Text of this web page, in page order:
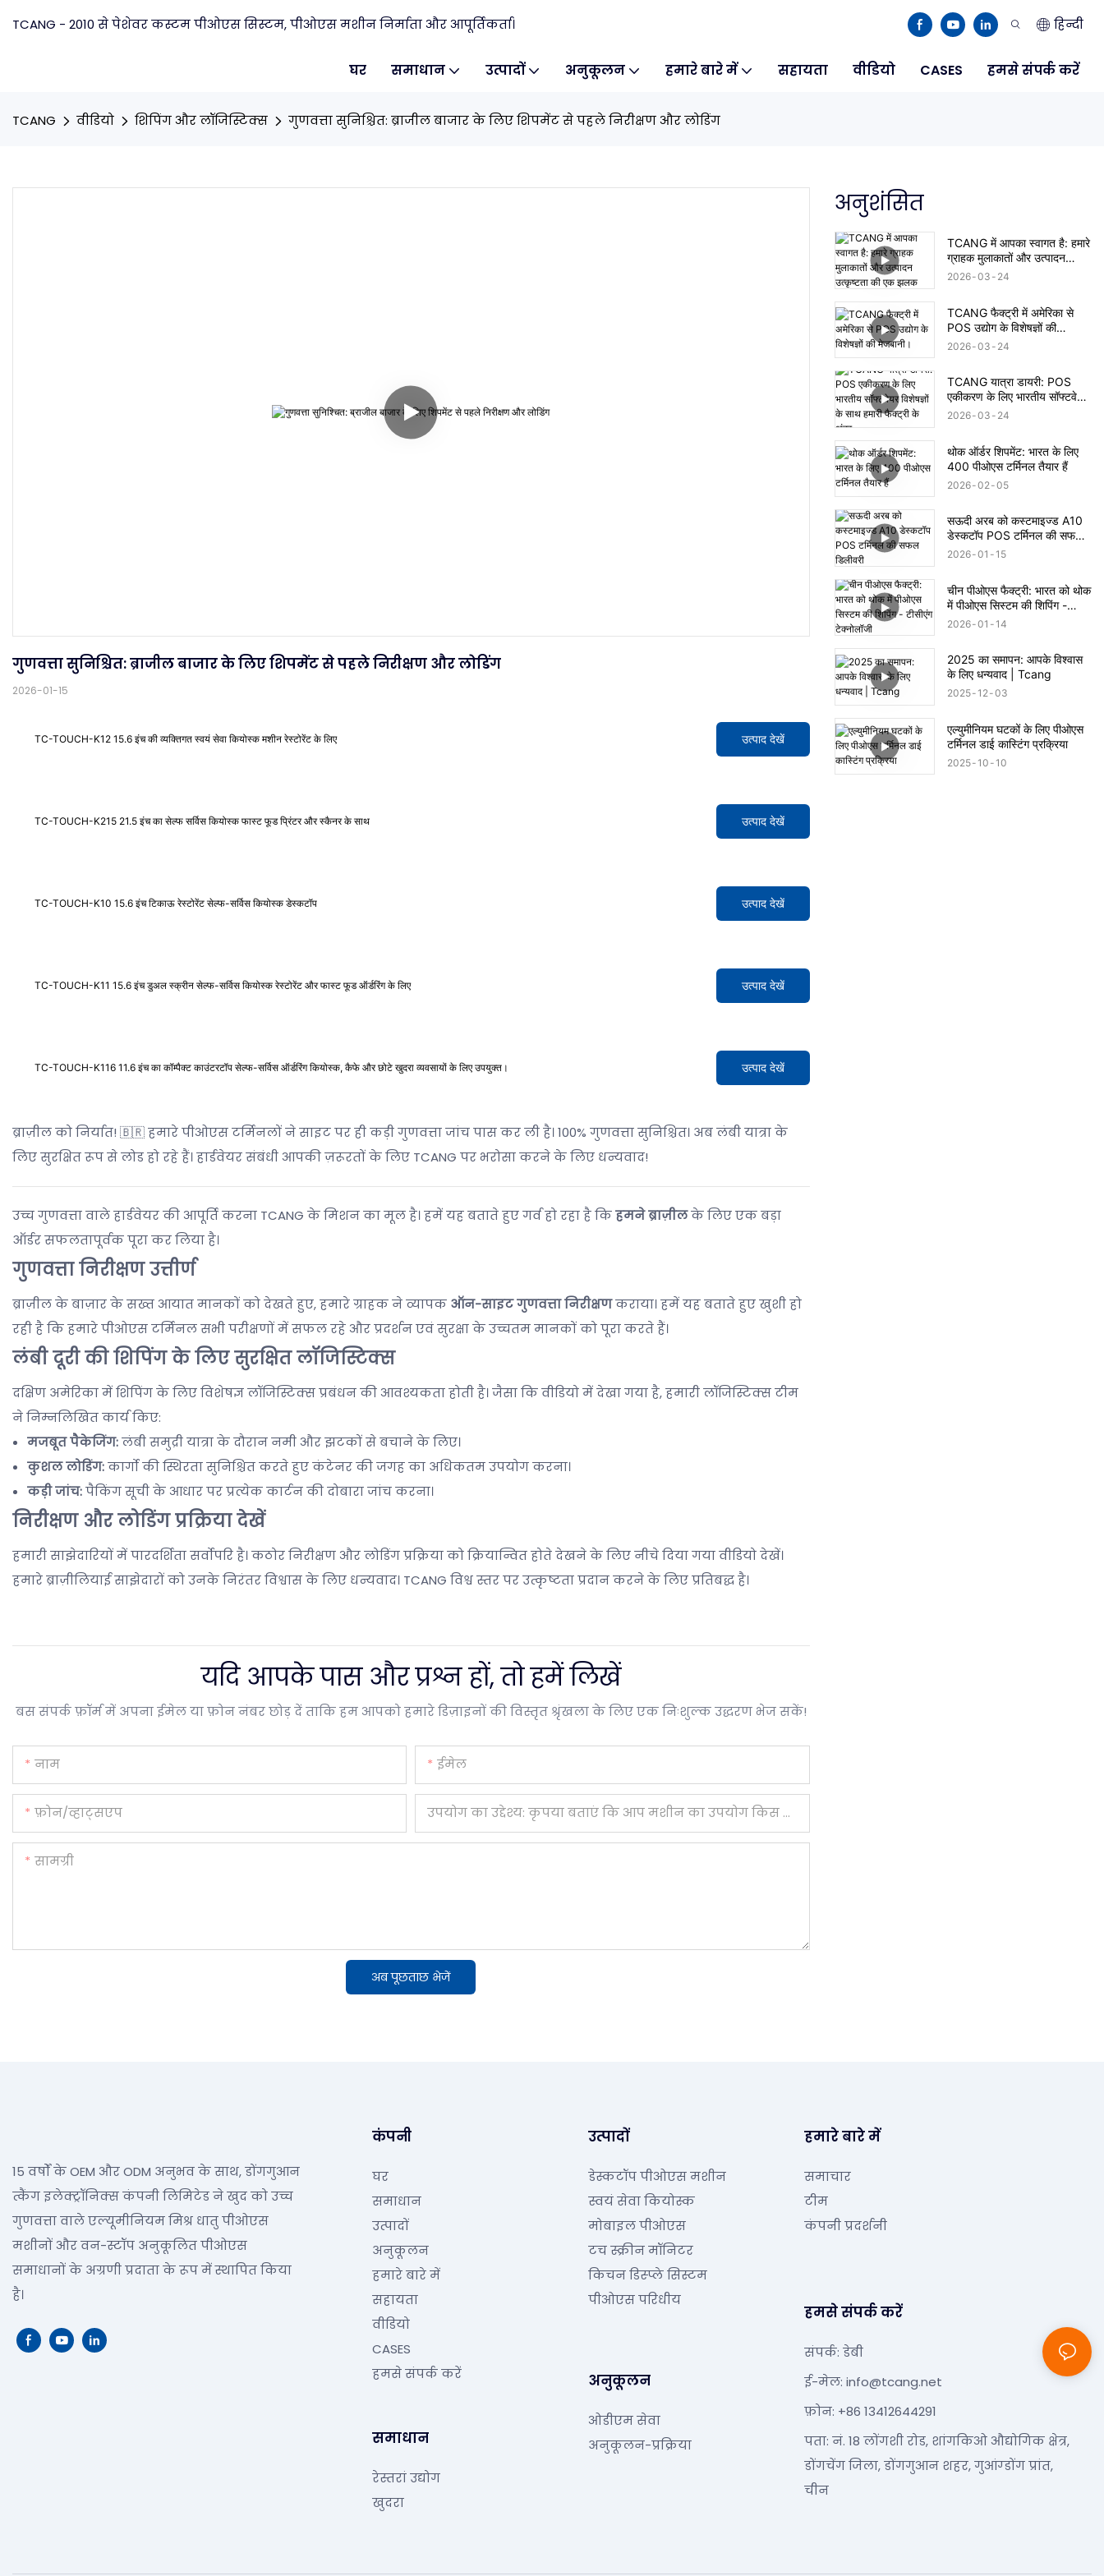
TCANG - 2010 से पेशेवर कस्टम पीओएस सिस्टम, पीओएस मशीन निर्माता और आपूर्तिकर्ता। हिन्दी
घर समाधान उत्पादों अनुकूलन हमारे बारे में सहायता वीडियो CASES हमसे संपर्क करें
TCANG वीडियो शिपिंग और लॉजिस्टिक्स गुणवत्ता सुनिश्चित: ब्राजील बाजार के लिए शिपमेंट से पहले निरीक्षण और लोडिंग
गुणवत्ता सुनिश्चित: ब्राजील बाजार के लिए शिपमेंट से पहले निरीक्षण और लोडिंग
2026-01-15
TC-TOUCH-K12 15.6 इंच की व्यक्तिगत स्वयं सेवा कियोस्क मशीन रेस्टोरेंट के लिए उत्पाद देखें
TC-TOUCH-K215 21.5 इंच का सेल्फ सर्विस कियोस्क फास्ट फूड प्रिंटर और स्कैनर के साथ उत्पाद देखें
TC-TOUCH-K10 15.6 इंच टिकाऊ रेस्टोरेंट सेल्फ-सर्विस कियोस्क डेस्कटॉप उत्पाद देखें
TC-TOUCH-K11 15.6 इंच डुअल स्क्रीन सेल्फ-सर्विस कियोस्क रेस्टोरेंट और फास्ट फूड ऑर्डरिंग के लिए उत्पाद देखें
TC-TOUCH-K116 11.6 इंच का कॉम्पैक्ट काउंटरटॉप सेल्फ-सर्विस ऑर्डरिंग कियोस्क, कैफे और छोटे खुदरा व्यवसायों के लिए उपयुक्त। उत्पाद देखें
ब्राज़ील को निर्यात! 🇧🇷 हमारे पीओएस टर्मिनलों ने साइट पर ही कड़ी गुणवत्ता जांच पास कर ली है। 100% गुणवत्ता सुनिश्चित। अब लंबी यात्रा के
लिए सुरक्षित रूप से लोड हो रहे हैं। हार्डवेयर संबंधी आपकी ज़रूरतों के लिए TCANG पर भरोसा करने के लिए धन्यवाद!
उच्च गुणवत्ता वाले हार्डवेयर की आपूर्ति करना TCANG के मिशन का मूल है। हमें यह बताते हुए गर्व हो रहा है किहमने ब्राज़ीलके लिए एक बड़ा
ऑर्डर सफलतापूर्वक पूरा कर लिया है।
गुणवत्ता निरीक्षण उत्तीर्ण
ब्राज़ील के बाज़ार के सख्त आयात मानकों को देखते हुए, हमारे ग्राहक ने व्यापक ऑन-साइट गुणवत्ता निरीक्षणकराया। हमें यह बताते हुए खुशी हो
रही है कि हमारे पीओएस टर्मिनल सभी परीक्षणों में सफल रहे और प्रदर्शन एवं सुरक्षा के उच्चतम मानकों को पूरा करते हैं।
लंबी दूरी की शिपिंग के लिए सुरक्षित लॉजिस्टिक्स
दक्षिण अमेरिका में शिपिंग के लिए विशेषज्ञ लॉजिस्टिक्स प्रबंधन की आवश्यकता होती है। जैसा कि वीडियो में देखा गया है, हमारी लॉजिस्टिक्स टीम
ने निम्नलिखित कार्य किए:
मजबूत पैकेजिंग:लंबी समुद्री यात्रा के दौरान नमी और झटकों से बचाने के लिए।
कुशल लोडिंग:कार्गो की स्थिरता सुनिश्चित करते हुए कंटेनर की जगह का अधिकतम उपयोग करना।
कड़ी जांच:पैकिंग सूची के आधार पर प्रत्येक कार्टन की दोबारा जांच करना।
निरीक्षण और लोडिंग प्रक्रिया देखें
हमारी साझेदारियों में पारदर्शिता सर्वोपरि है। कठोर निरीक्षण और लोडिंग प्रक्रिया को क्रियान्वित होते देखने के लिए नीचे दिया गया वीडियो देखें।
हमारे ब्राज़ीलियाई साझेदारों को उनके निरंतर विश्वास के लिए धन्यवाद। TCANG विश्व स्तर पर उत्कृष्टता प्रदान करने के लिए प्रतिबद्ध है।
यदि आपके पास और प्रश्न हों, तो हमें लिखें
बस संपर्क फ़ॉर्म में अपना ईमेल या फ़ोन नंबर छोड़ दें ताकि हम आपको हमारे डिज़ाइनों की विस्तृत श्रृंखला के लिए एक निःशुल्क उद्धरण भेज सकें!
नाम ईमेल
फ़ोन/व्हाट्सएप उपयोग का उद्देश्य: कृपया बताएं कि आप मशीन का उपयोग किस प्रकार करने की योजना बना रहे हैं।
सामग्री
अब पूछताछ भेजें
अनुशंसित
TCANG में आपका स्वागत है: हमारे
ग्राहक मुलाकातों और उत्पादन
उत्कृष्टता की एक झलक
2026 03 24
TCANG फैक्ट्री में अमेरिका से
POS उद्योग के विशेषज्ञों की
मेजबानी।
2026 03 24
TCANG यात्रा डायरी: POS
एकीकरण के लिए भारतीय सॉफ्टवेयर
विशेषज्ञों के साथ हमारी फैक्ट्री के
2026 03 24
थोक ऑर्डर शिपमेंट: भारत के लिए
400 पीओएस टर्मिनल तैयार हैं
2026 02 05
सऊदी अरब को कस्टमाइज्ड A10
डेस्कटॉप POS टर्मिनल की सफल
डिलीवरी
2026 01 15
चीन पीओएस फैक्ट्री: भारत को थोक
में पीओएस सिस्टम की शिपिंग -
टीसीएंग टेक्नोलॉजी
2026 01 14
2025 का समापन: आपके विश्वास
के लिए धन्यवाद | Tcang
2025 12 03
एल्युमीनियम घटकों के लिए पीओएस
टर्मिनल डाई कास्टिंग प्रक्रिया
2025 10 10
15 वर्षों के OEM और ODM अनुभव के साथ, डोंगगुआन
त्कैंग इलेक्ट्रॉनिक्स कंपनी लिमिटेड ने खुद को उच्च
गुणवत्ता वाले एल्यूमीनियम मिश्र धातु पीओएस
मशीनों और वन-स्टॉप अनुकूलित पीओएस
समाधानों के अग्रणी प्रदाता के रूप में स्थापित किया
है।
कंपनी
घर
समाधान
उत्पादों
अनुकूलन
हमारे बारे में
सहायता
वीडियो
CASES
हमसे संपर्क करें
समाधान
रेस्तरां उद्योग
खुदरा
उत्पादों
डेस्कटॉप पीओएस मशीन
स्वयं सेवा कियोस्क
मोबाइल पीओएस
टच स्क्रीन मॉनिटर
किचन डिस्प्ले सिस्टम
पीओएस परिधीय
अनुकूलन
ओडीएम सेवा
अनुकूलन-प्रक्रिया
हमारे बारे में
समाचार
टीम
कंपनी प्रदर्शनी
हमसे संपर्क करें
संपर्क: डेबी
ई-मेल: info@tcang.net
फ़ोन: +86 13412644291
पता: नं. 18 लोंगशी रोड, शांगकिओ औद्योगिक क्षेत्र,
डोंगचेंग जिला, डोंगगुआन शहर, गुआंग्डोंग प्रांत,
चीन